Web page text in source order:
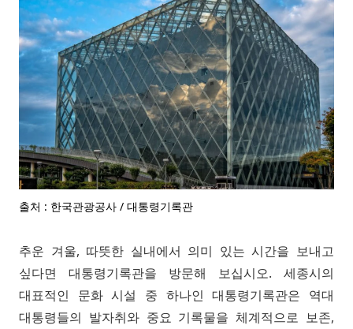
출처 : 한국관광공사 / 대통령기록관
추운 겨울, 따뜻한 실내에서 의미 있는 시간을 보내고
싶다면 대통령기록관을 방문해 보십시오. 세종시의
대표적인 문화 시설 중 하나인 대통령기록관은 역대
대통령들의 발자취와 중요 기록물을 체계적으로 보존,